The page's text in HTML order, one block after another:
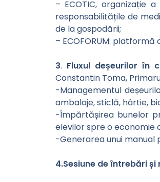
– ECOTIC, organizație
responsabilitățile de
de la gospodării;
– ECOFORUM:
3. Fluxul deșeurilor în
Constantin Toma,
-Managementul
ambalaje, sticlă, hârtie,
-Împărtășirea bunelor
elevilor spre o economie
-Generarea unui manual
4.Sesiune de întrebări și